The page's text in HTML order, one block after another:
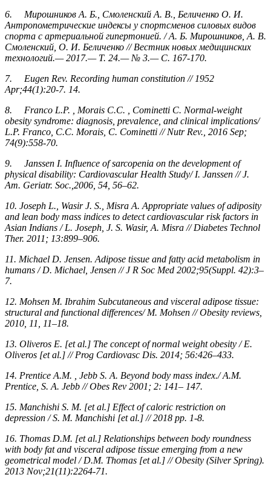
6. Мирошников А. Б., Смоленский А. В., Беличенко О. И.
Антропометрические индексы у спортсменов силовых видов
спорта с артериальной гипертонией. / А. Б. Мирошников, А. В.
Смоленский, О. И. Беличенко // Вестник новых медицинских
технологий.— 2017.— Т. 24.— № 3.— С. 167-170.
7. Eugen Rev. Recording human constitution // 1952
Apr;44(1):20-7. 14.
8. Franco L.P. , Morais C.C. , Cominetti C. Normal-weight
obesity syndrome: diagnosis, prevalence, and clinical implications/
L.P. Franco, C.C. Morais, C. Cominetti // Nutr Rev., 2016 Sep;
74(9):558-70.
9. Janssen I. Influence of sarcopenia on the development of
physical disability: Cardiovascular Health Study/ I. Janssen // J.
Am. Geriatr. Soc.,2006, 54, 56–62.
10. Joseph L., Wasir J. S., Misra A. Appropriate values of adiposity
and lean body mass indices to detect cardiovascular risk factors in
Asian Indians / L. Joseph, J. S. Wasir, A. Misra // Diabetes Technol
Ther. 2011; 13:899–906.
11. Michael D. Jensen. Adipose tissue and fatty acid metabolism in
humans / D. Michael, Jensen // J R Soc Med 2002;95(Suppl. 42):3–
7.
12. Mohsen M. Ibrahim Subcutaneous and visceral adipose tissue:
structural and functional differences/ M. Mohsen // Obesity reviews,
2010, 11, 11–18.
13. Oliveros E. [et al.] The concept of normal weight obesity / E.
Oliveros [et al.] // Prog Cardiovasc Dis. 2014; 56:426–433.
14. Prentice A.M. , Jebb S. A. Beyond body mass index./ A.M.
Prentice, S. A. Jebb // Obes Rev 2001; 2: 141– 147.
15. Manchishi S. M. [et al.] Effect of caloric restriction on
depression / S. M. Manchishi [et al.] // 2018 pp. 1-8.
16. Thomas D.M. [et al.] Relationships between body roundness
with body fat and visceral adipose tissue emerging from a new
geometrical model / D.M. Thomas [et al.] // Obesity (Silver Spring).
2013 Nov;21(11):2264-71.